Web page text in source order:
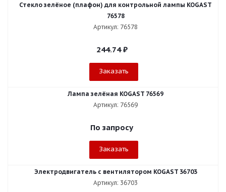
Стекло зелёное (плафон) для контрольной лампы KOGAST
76578
Артикул: 76578
244.74₽
Заказать
Лампа зелёная KOGAST 76569
Артикул: 76569
По запросу
Заказать
Электродвигатель с вентилятором KOGAST 36703
Артикул: 36703